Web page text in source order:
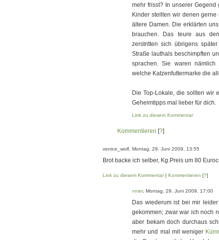
mehr frisst? In unserer
Kinder stellten wir denen
ältere Damen. Die erklärten
brauchen. Das teure aus
zerstritten sich übrigens
Straße lauthals beschimpften
sprachen. Sie waren nämlich
welche Katzenfuttermarke die
Die Top-Lokale, die sollten wir
Geheimtipps mal lieber für dich.
Link zu diesem Kommentar
Kommentieren [?]
venice_wolf, Montag, 29. Juni 2009, 13:55
Brot backe ich selber, Kg.Preis um 80
Link zu diesem Kommentar| Kommentieren [?]
nnier, Montag, 29. Juni 2009, 17:00
Das wiederum ist bei mir
gekommen; zwar war ich noch
aber bekam doch durchaus
mehr und mal mit weniger